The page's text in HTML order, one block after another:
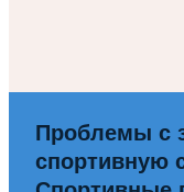
Проблемы с
спортивную